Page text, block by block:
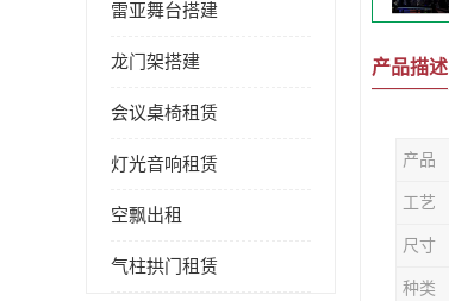
雷亚舞台搭建
龙门架搭建
会议桌椅租赁
灯光音响租赁
空飘出租
气柱拱门租赁
产品描述
产品
工艺
尺寸
种类